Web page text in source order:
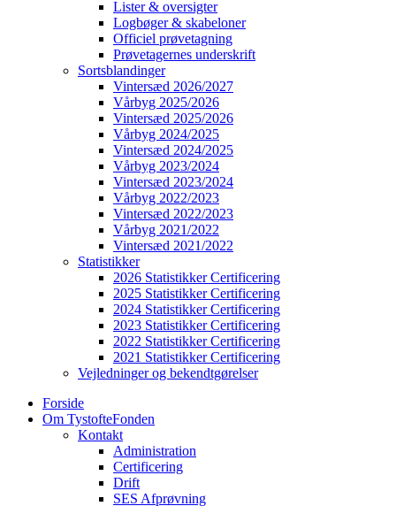
Lister & oversigter
Logbøger & skabeloner
Officiel prøvetagning
Prøvetagernes underskrift
Sortsblandinger
Vintersæd 2026/2027
Vårbyg 2025/2026
Vintersæd 2025/2026
Vårbyg 2024/2025
Vintersæd 2024/2025
Vårbyg 2023/2024
Vintersæd 2023/2024
Vårbyg 2022/2023
Vintersæd 2022/2023
Vårbyg 2021/2022
Vintersæd 2021/2022
Statistikker
2026 Statistikker Certificering
2025 Statistikker Certificering
2024 Statistikker Certificering
2023 Statistikker Certificering
2022 Statistikker Certificering
2021 Statistikker Certificering
Vejledninger og bekendtgørelser
Forside
Om TystofteFonden
Kontakt
Administration
Certificering
Drift
SES Afprøvning